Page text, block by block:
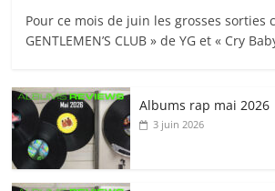
Pour ce mois de juin les grosses sorties
GENTLEMEN’S CLUB » de YG et « Cry
Albums rap mai 2026
3 juin 2026